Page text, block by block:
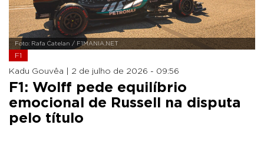
Foto: Rafa Catelan / F1MANIA.NET
F1
Kadu Gouvêa | 2 de julho de 2026 - 09:56
F1: Wolff pede equilíbrio
emocional de Russell na disputa
pelo título